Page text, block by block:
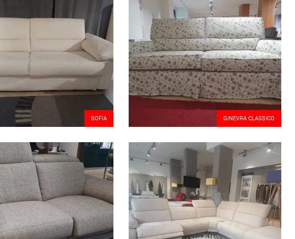
SOFIA GINEVRA CLASSICO